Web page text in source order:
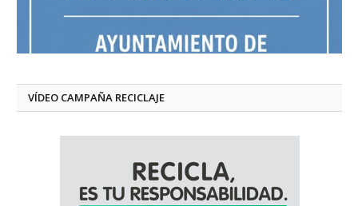
VÍDEO CAMPAÑA RECICLAJE